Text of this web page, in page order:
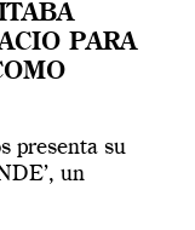
PARA
presenta su
un